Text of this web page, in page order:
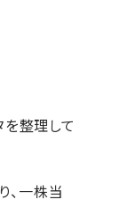
整理して
一株当